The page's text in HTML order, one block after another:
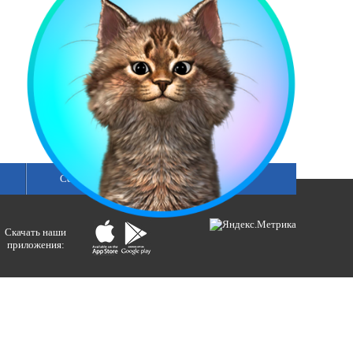
Сетка вещания
Скачать наши
приложения: